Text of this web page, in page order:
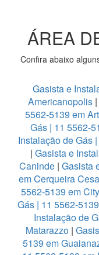
ÁREA
Confira abaixo
Gasista e
Americanopolis |
5562-5139 em
Gás | 11 5562-
Instalação de Gás
| Gasista e
Caninde| Gasista
em Cerqueira
5562-5139 em
Gás | 11 5562-
Instalação de
Matarazzo |
5139 em